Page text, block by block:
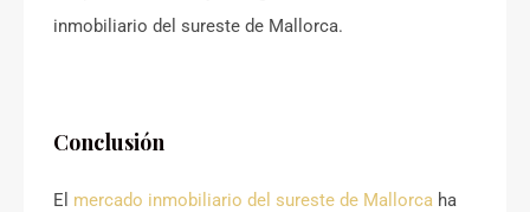
inmobiliario del sureste de Mallorca.
Conclusión
El mercado inmobiliario del sureste de Mallorca ha